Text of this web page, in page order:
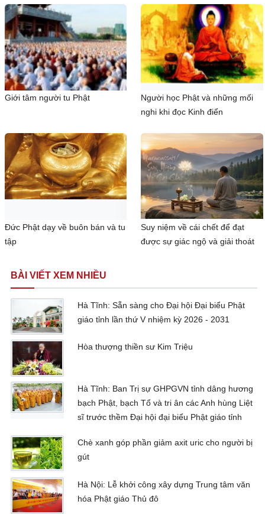
Giới tâm người tu Phật
Người học Phật và những mối
nghi khi đọc Kinh điển
Đức Phật dạy về buôn bán và tu
tập
Suy niệm về cái chết để đạt
được sự giác ngộ và giải thoát
BÀI VIẾT XEM NHIỀU
Hà Tĩnh: Sẵn sàng cho Đại hội Đại biểu Phật
giáo tỉnh lần thứ V nhiệm kỳ 2026 - 2031
Hòa thượng thiền sư Kim Triệu
Hà Tĩnh: Ban Trị sự GHPGVN tỉnh dâng hương
bạch Phật, bạch Tổ và tri ân các Anh hùng Liệt
sĩ trước thềm Đại hội đại biểu Phật giáo tỉnh
Chè xanh góp phần giảm axit uric cho người bị
gút
Hà Nội: Lễ khởi công xây dựng Trung tâm văn
hóa Phật giáo Thủ đô